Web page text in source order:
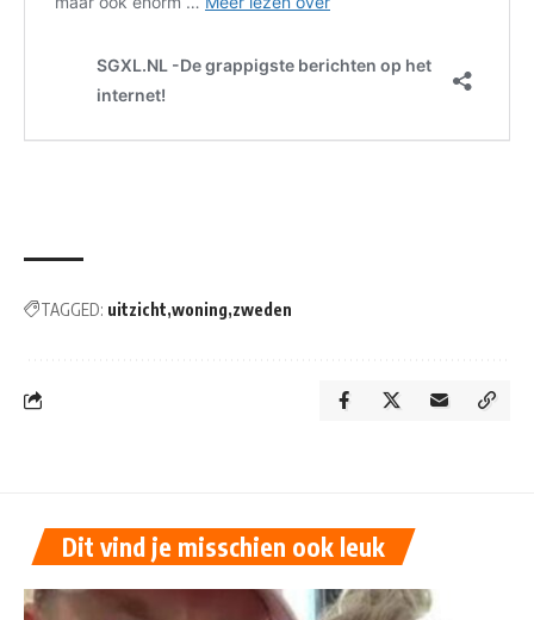
TAGGED: uitzicht woning zweden
Dit vind je misschien ook leuk